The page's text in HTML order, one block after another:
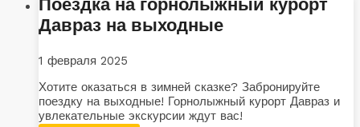
Поездка на горнолыжный курорт
Давраз на выходные
1 февраля 2025
Хотите оказаться в зимней сказке? Забронируйте
поездку на выходные! Горнолыжный курорт Давраз и
увлекательные экскурсии ждут вас!